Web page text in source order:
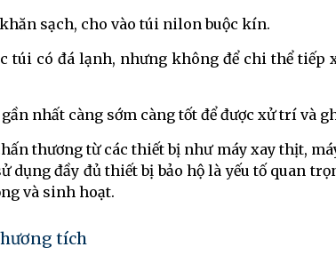
sạch, cho vào túi nilon buộc kín.
túi có đá lạnh, nhưng không để chi thể tiếp
nhất càng sớm càng tốt để được xử trí và
thương từ các thiết bị như máy xay thịt,
dụng đầy đủ thiết bị bảo hộ là yếu tố quan
và sinh hoạt.
tích